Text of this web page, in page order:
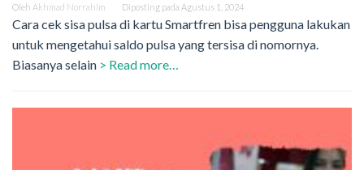
Oleh Akhmad Norrahim Diposting pada Agustus 1, 2024
Cara cek sisa pulsa di kartu Smartfren bisa pengguna lakukan
untuk mengetahui saldo pulsa yang tersisa di nomornya.
Biasanya selain > Read more…